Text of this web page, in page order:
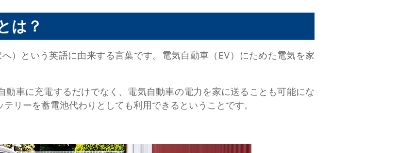
は？
）という英語に由来する言葉です。電気自動車（EV）にためた電気を家
車に充電するだけでなく、電気自動車の電力を家に送ることも可能にな
リーを蓄電池代わりとしても利用できるということです。